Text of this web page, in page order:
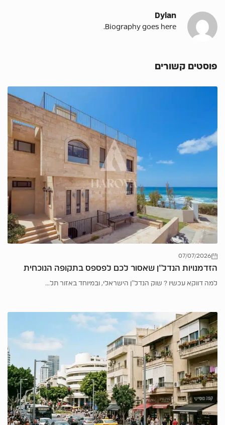
Dylan
Biography goes here.
פוסטים קשורים
07/07/2026
הזדמנויות הנדל”ן שאסור לכם לפספס בתקופה הנוכחית
למה דווקא עכשיו ? שוק הנדל"ן הישראלי, ובמיוחד באזור תל...